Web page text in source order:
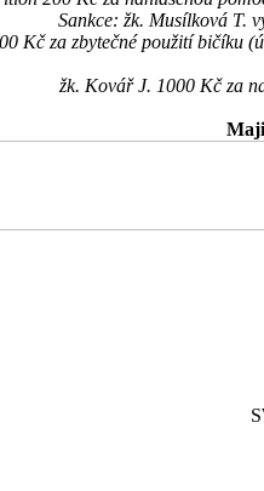
Sankce: žk. Musílková T.
Kč za zbytečné použití bičíku
žk. Kovář J. 1000 Kč za